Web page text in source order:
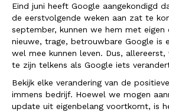
Eind juni heeft Google aangekondigd
de eerstvolgende weken aan zat te
september, kunnen we hem met eigen
nieuwe, trage, betrouwbare Google is
wel mee kunnen leven. Dus,
te zijn telkens als Google iets
Bekijk elke verandering van de
immens bedrijf. Hoewel we mogen
update uit eigenbelang voortkomt, is